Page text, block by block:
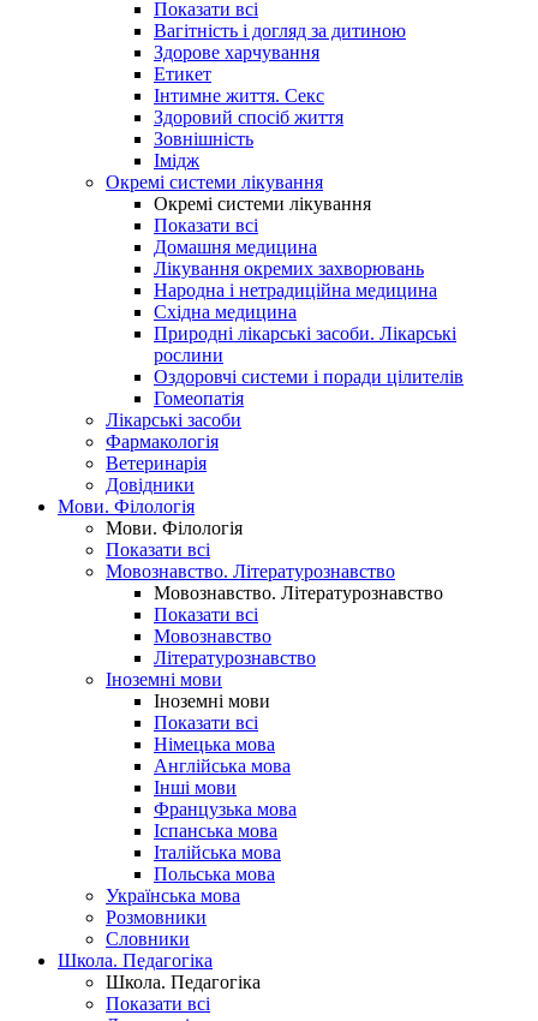
Показати всі
Вагітність і догляд за дитиною
Здорове харчування
Етикет
Інтимне життя. Секс
Здоровий спосіб життя
Зовнішність
Імідж
Окремі системи лікування
Окремі системи лікування
Показати всі
Домашня медицина
Лікування окремих захворювань
Народна і нетрадиційна медицина
Східна медицина
Природні лікарські засоби. Лікарські
рослини
Оздоровчі системи і поради цілителів
Гомеопатія
Лікарські засоби
Фармакологія
Ветеринарія
Довідники
Мови. Філологія
Мови. Філологія
Показати всі
Мовознавство. Літературознавство
Мовознавство. Літературознавство
Показати всі
Мовознавство
Літературознавство
Іноземні мови
Іноземні мови
Показати всі
Німецька мова
Англійська мова
Інші мови
Французька мова
Іспанська мова
Італійська мова
Польська мова
Українська мова
Розмовники
Словники
Школа. Педагогіка
Школа. Педагогіка
Показати всі